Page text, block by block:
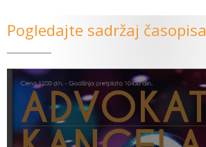
Pogledajte sadržaj časopisa